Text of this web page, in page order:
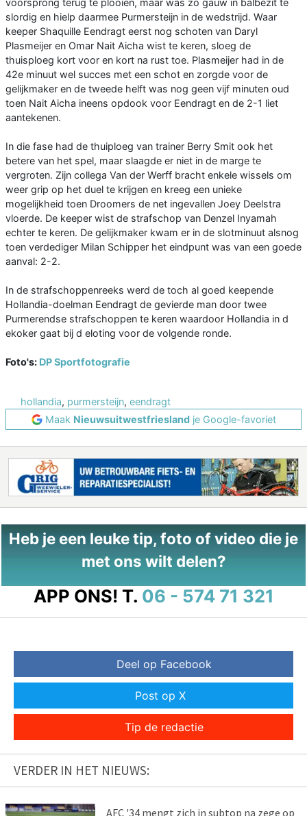
voorsprong terug te plooien, maar was zo gauw in balbezit te
slordig en hielp daarmee Purmersteijn in de wedstrijd. Waar
keeper Shaquille Eendragt eerst nog schoten van Daryl
Plasmeijer en Omar Nait Aicha wist te keren, sloeg de
thuisploeg kort voor en kort na rust toe. Plasmeijer had in de
42e minuut wel succes met een schot en zorgde voor de
gelijkmaker en de tweede helft was nog geen vijf minuten oud
toen Nait Aicha ineens opdook voor Eendragt en de 2-1 liet
aantekenen.
In die fase had de thuiploeg van trainer Berry Smit ook het
betere van het spel, maar slaagde er niet in de marge te
vergroten. Zijn collega Van der Werff bracht enkele wissels om
weer grip op het duel te krijgen en kreeg een unieke
mogelijkheid toen Droomers de net ingevallen Joey Deelstra
vloerde. De keeper wist de strafschop van Denzel Inyamah
echter te keren. De gelijkmaker kwam er in de slotminuut alsnog
toen verdediger Milan Schipper het eindpunt was van een goede
aanval: 2-2.
In de strafschoppenreeks werd de toch al goed keepende
Hollandia-doelman Eendragt de gevierde man door twee
Purmerendse strafschoppen te keren waardoor Hollandia in d
ekoker gaat bij d eloting voor de volgende ronde.
Foto's: DP Sportfotografie
hollandia, purmersteijn, eendragt
Maak Nieuwsuitwestfrieslandje Google-favoriet
Heb je een leuke tip, foto of video die je
met ons wilt delen?
APP ONS! T. 06 - 574 71 321
Deel op Facebook
Post op X
Tip de redactie
VERDER IN HET NIEUWS:
AFC '34 mengt zich in subtop na zege op